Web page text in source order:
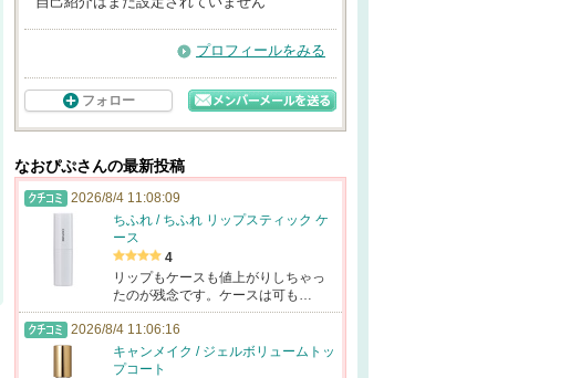
プロフィールをみる
フォロー
なおぴぷさんの最新投稿
2026/8/4 11:08:09
ちふれ / ちふれ リップスティック ケ
ース
4
リップもケースも値上がりしちゃっ
たのが残念です。ケースは可も…
2026/8/4 11:06:16
キャンメイク / ジェルボリュームトッ
プコート